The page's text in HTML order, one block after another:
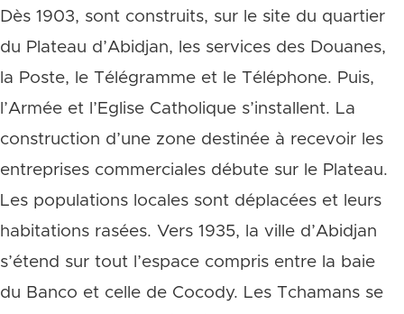
Dès 1903, sont construits, sur le site du quartier
du Plateau d’Abidjan, les services des Douanes,
la Poste, le Télégramme et le Téléphone. Puis,
l’Armée et l’Eglise Catholique s’installent. La
construction d’une zone destinée à recevoir les
entreprises commerciales débute sur le Plateau.
Les populations locales sont déplacées et leurs
habitations rasées. Vers 1935, la ville d’Abidjan
s’étend sur tout l’espace compris entre la baie
du Banco et celle de Cocody. Les Tchamans se